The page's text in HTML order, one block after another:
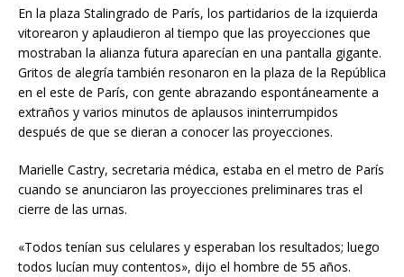
En la plaza Stalingrado de París, los partidarios de la izquierda
vitorearon y aplaudieron al tiempo que las proyecciones que
mostraban la alianza futura aparecían en una pantalla gigante.
Gritos de alegría también resonaron en la plaza de la República
en el este de París, con gente abrazando espontáneamente a
extraños y varios minutos de aplausos ininterrumpidos
después de que se dieran a conocer las proyecciones.
Marielle Castry, secretaria médica, estaba en el metro de París
cuando se anunciaron las proyecciones preliminares tras el
cierre de las urnas.
«Todos tenían sus celulares y esperaban los resultados; luego
todos lucían muy contentos», dijo el hombre de 55 años.